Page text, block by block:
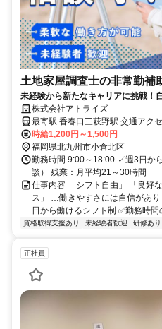
土地家屋調査士の非常勤補
未経験から新たなキャリアに挑戦！
すい株式会社アトライズ
最寄駅 香春口三萩野駅 交通アクセス 北九州モノレール「香春口三萩
野駅」より徒歩5分
時給1,200円～1,500円
福岡県北九州市小倉北区
勤務時間 9:00～18:00 ✓週3日か
談） 残業：月平均21～30時間
仕事内容 「シフト自由」 「良好
ス」 …働きやすさには自信があ
日から働けるシフト制 ✅勤務時間
資格取得支援あり 未経験者歓迎 研修あり
正社員